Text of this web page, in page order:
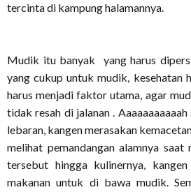
tercinta di kampung halamannya.
Mudik itu banyak yang harus
yang cukup untuk mudik, kesehatan
harus menjadi faktor utama, agar
tidak resah di jalanan .
lebaran, kangen merasakan
melihat pemandangan alamnya saat
tersebut hingga kulinernya,
makanan untuk di bawa mudik.